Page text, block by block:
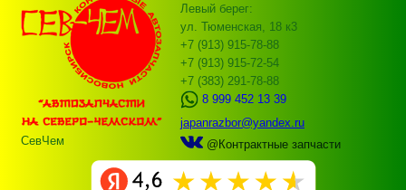
СевЧем
Левый берег:
ул. Тюменская, 18 к3
+7 (913) 915-78-88
+7 (913) 915-72-54
+7 (383) 291-78-88
8 999 452 13 39
japanrazbor@yandex.ru
@Контрактные запчасти